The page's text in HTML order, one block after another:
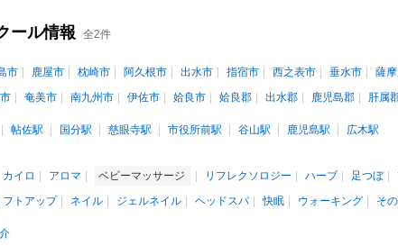
ール情報 全2件
市 鹿屋市 枕崎市 阿久根市 出水市 指宿市 西之表市 垂水市 薩
奄美市 南九州市 伊佐市 姶良市 姶良郡 出水郡 鹿児島郡 肝属
帖佐駅 国分駅 慈眼寺駅 市役所前駅 谷山駅 鹿児島駅
広木駅
カイロ アロマ ベビーマッサージ リフレクソロジー ハーブ 足つぼ
フトアップ ネイル ジェルネイル ヘッドスパ 快眠 ウォーキング そ